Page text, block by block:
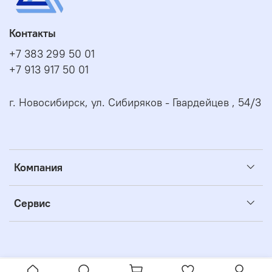
температуре не выше (4±2) °C - 7 суток.
Компания
Сервис
Контакты
+7 383 299 50 01
+7 913 917 50 01
г. Новосибирск, ул. Сибиряков - Гвардейцев , 54/3